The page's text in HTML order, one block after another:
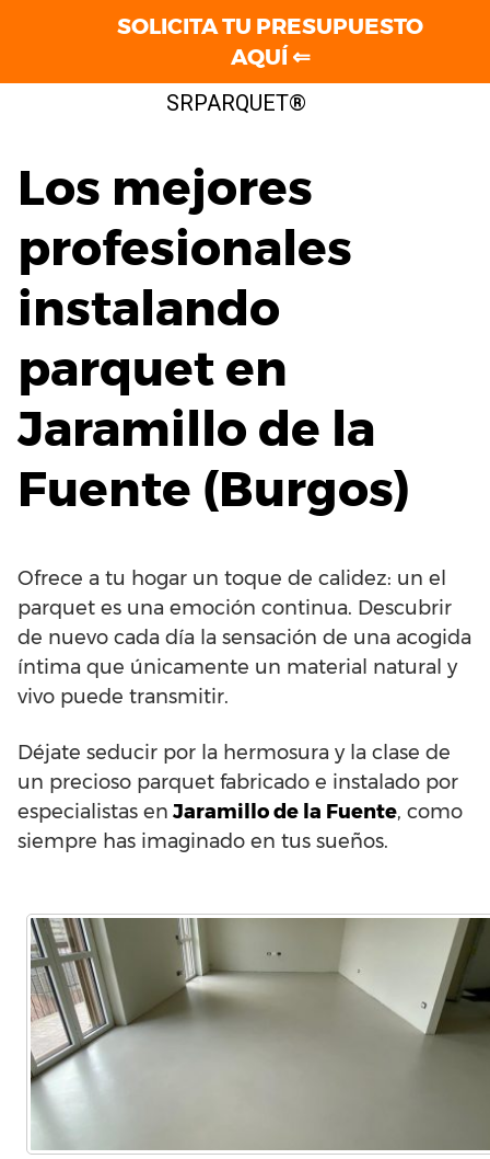
SRPARQUET®
Los mejores
profesionales
instalando
parquet en
Jaramillo de la
Fuente (Burgos)
Ofrece a tu hogar un toque de calidez: un el
parquet es una emoción continua. Descubrir
de nuevo cada día la sensación de una acogida
íntima que únicamente un material natural y
vivo puede transmitir.
Déjate seducir por la hermosura y la clase de
un precioso parquet fabricado e instalado por
especialistas en Jaramillo de la Fuente, como
siempre has imaginado en tus sueños.
SOLICITA TU PRESUPUESTO
AQUÍ ⇐